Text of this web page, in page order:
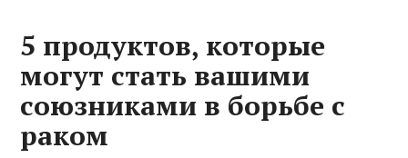
5 продуктов, которые
могут стать вашими
союзниками в борьбе с
раком